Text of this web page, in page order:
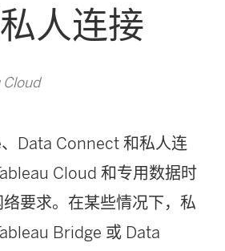
人连接
Cloud
Data Connect 和私人连
Cloud 和专用数据时
要求。在某些情况下，私
Bridge 或 Data